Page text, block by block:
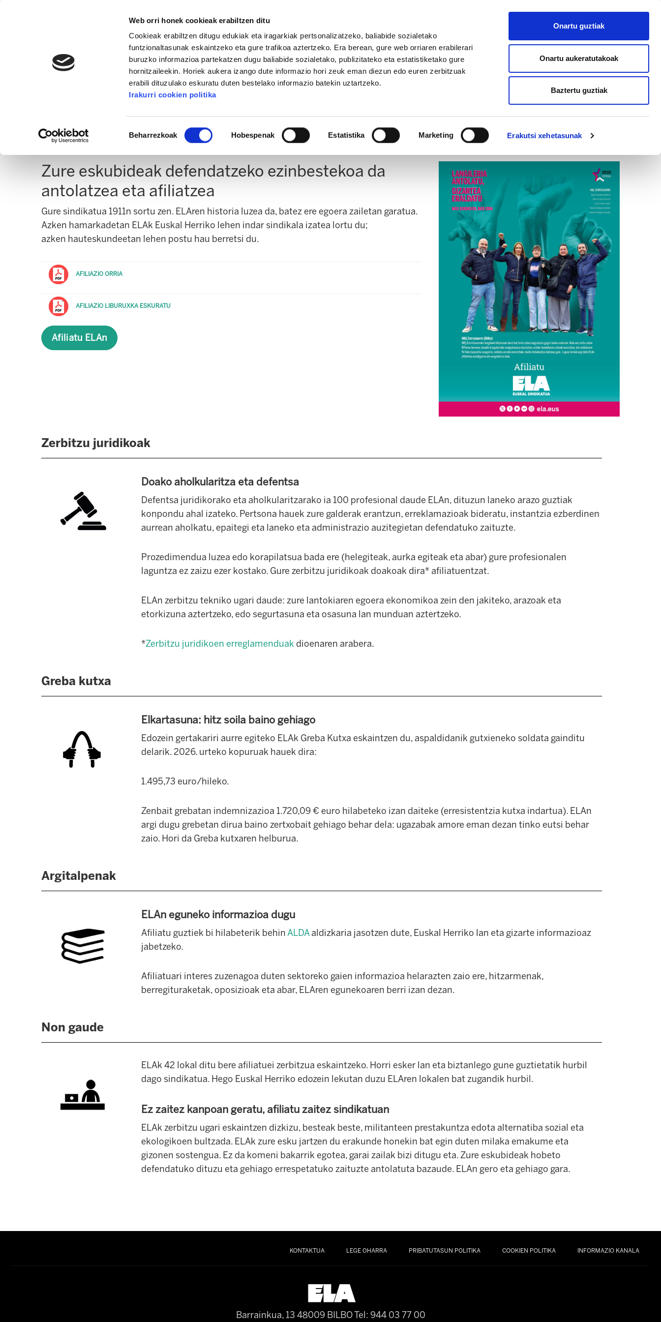
Web orri honek cookieak erabiltzen ditu
Cookieak erabiltzen ditugu edukiak eta iragarkiak pertsonalizatzeko, baliabide sozialetako
funtzionaltasunak eskaintzeko eta gure trafikoa aztertzeko. Era berean, gure web orriaren erabilerari
buruzko informazioa partekatzen dugu baliabide sozialetako, publizitateko eta estatistiketako gure
hornitzaileekin. Horiek aukera izango dute informazio hori zeuk eman diezun edo euren zerbitzuak
erabili dituzulako eskuratu duten bestelako informazio batekin uztartzeko.
Irakurri cookien politika
Beharrezkoak Hobespenak Estatistika Marketing Erakutsi xehetasunak
Onartu guztiak
Onartu aukeratutakoak
Baztertu guztiak
AFILIATU
MANU ROBLES-ARANGIZ FUNDAZIOA BIDELAGUN FUNDAZIOA
Afiliatu
Zure eskubideak defendatzeko ezinbestekoa da
antolatzea eta afiliatzea
Gure sindikatua 1911n sortu zen. ELAren historia luzea da, batez ere egoera zailetan garatua.
Azken hamarkadetan ELAk Euskal Herriko lehen indar sindikala izatea lortu du;
azken hauteskundeetan lehen postu hau berretsi du.
AFILIAZIO ORRIA
AFILIAZIO LIBURUXKA ESKURATU
Afiliatu ELAn
Zerbitzu juridikoak
Doako aholkularitza eta defentsa
Defentsa juridikorako eta aholkularitzarako ia 100 profesional daude ELAn, dituzun laneko arazo guztiak
konpondu ahal izateko. Pertsona hauek zure galderak erantzun, erreklamazioak bideratu, instantzia ezberdinen
aurrean aholkatu, epaitegi eta laneko eta administrazio auzitegietan defendatuko zaituzte.
Prozedimendua luzea edo korapilatsua bada ere (helegiteak, aurka egiteak eta abar) gure profesionalen
laguntza ez zaizu ezer kostako. Gure zerbitzu juridikoak doakoak dira* afiliatuentzat.
ELAn zerbitzu tekniko ugari daude: zure lantokiaren egoera ekonomikoa zein den jakiteko, arazoak eta
etorkizuna aztertzeko, edo segurtasuna eta osasuna lan munduan aztertzeko.
*Zerbitzu juridikoen erreglamenduak dioenaren arabera.
Greba kutxa
Elkartasuna: hitz soila baino gehiago
Edozein gertakariri aurre egiteko ELAk Greba Kutxa eskaintzen du, aspaldidanik gutxieneko soldata gainditu
delarik. 2026. urteko kopuruak hauek dira:
1.495,73 euro/hileko.
Zenbait grebatan indemnizazioa 1.720,09 € euro hilabeteko izan daiteke (erresistentzia kutxa indartua). ELAn
argi dugu grebetan dirua baino zertxobait gehiago behar dela: ugazabak amore eman dezan tinko eutsi behar
zaio. Hori da Greba kutxaren helburua.
Argitalpenak
ELAn eguneko informazioa dugu
Afiliatu guztiek bi hilabeterik behinALDAaldizkaria jasotzen dute, Euskal Herriko lan eta gizarte informazioaz
jabetzeko.
Afiliatuari interes zuzenagoa duten sektoreko gaien informazioa helarazten zaio ere, hitzarmenak,
berregituraketak, oposizioak eta abar, ELAren egunekoaren berri izan dezan.
Non gaude
ELAk 42 lokal ditu bere afiliatuei zerbitzua eskaintzeko. Horri esker lan eta biztanlego gune guztietatik hurbil
dago sindikatua. Hego Euskal Herriko edozein lekutan duzu ELAren lokalen bat zugandik hurbil.
Ez zaitez kanpoan geratu, afiliatu zaitez sindikatuan
ELAk zerbitzu ugari eskaintzen dizkizu, besteak beste, militanteen prestakuntza edota alternatiba sozial eta
ekologikoen bultzada. ELAk zure esku jartzen du erakunde honekin bat egin duten milaka emakume eta
gizonen sostengua. Ez da komeni bakarrik egotea, garai zailak bizi ditugu eta. Zure eskubideak hobeto
defendatuko dituzu eta gehiago errespetatuko zaituzte antolatuta bazaude. ELAn gero eta gehiago gara.
KONTAKTUA LEGE OHARRA PRIBATUTASUN POLITIKA COOKIEN POLITIKA INFORMAZIO KANALA
Barrainkua, 13 48009 BILBOTel: 944 03 77 00